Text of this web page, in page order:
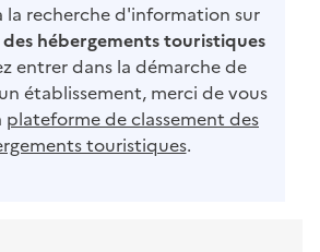
la recherche d'information sur
hébergements touristiques
entrer dans la démarche de
établissement, merci de vous
plateforme de classement des
touristiques.